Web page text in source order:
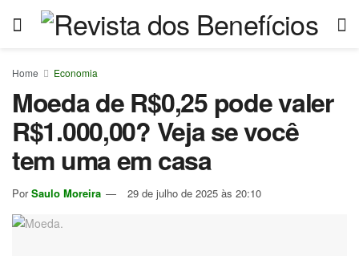
Home Economia
Moeda de R$0,25 pode valer
R$1.000,00? Veja se você
tem uma em casa
Por Saulo Moreira 29 de julho de 2025 às 20:10